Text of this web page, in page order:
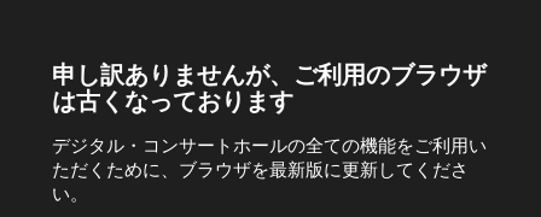
申し訳ありませんが、ご利用のブラウザ
は古くなっております
デジタル・コンサートホールの全ての機能をご利用い
ただくために、ブラウザを最新版に更新してくださ
い。